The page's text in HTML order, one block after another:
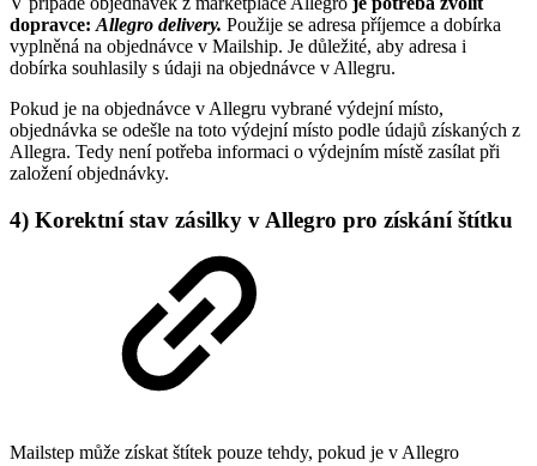
dopravce:Allegro delivery. Použije se adresa příjemce a dobírka
vyplněná na objednávce v Mailship. Je důležité, aby adresa i
dobírka souhlasily s údaji na objednávce v Allegru.
Pokud je na objednávce v Allegru vybrané výdejní místo,
objednávka se odešle na toto výdejní místo podle údajů získaných z
Allegra. Tedy není potřeba informaci o výdejním místě zasílat při
založení objednávky.
4) Korektní stav zásilky v Allegro pro získání štítku
Mailstep může získat štítek pouze tehdy, pokud je v Allegro